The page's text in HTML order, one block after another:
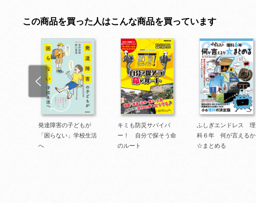
この商品を買った人はこんな商品を買っています
発達障害の子どもが
「困らない」学校生活
へ
キミも防災サバイバ
ー！ 自分で探そう命
のルート
ふしぎエンドレス 理
科６年 何が言えるか
☆まとめる